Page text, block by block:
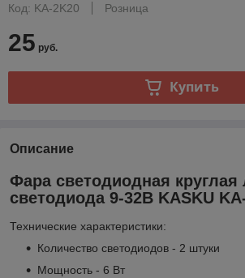
Код: KA-2K20
Розница
25 руб.
Купить
Описание
Фара светодиодная круглая
светодиода 9-32В KASKU
Технические характеристики:
Количество светодиодов - 2 штуки
Мощность - 6 Вт